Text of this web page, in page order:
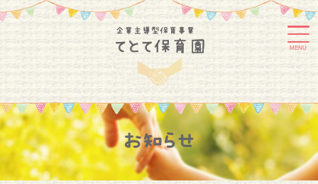
MENU
お知らせ